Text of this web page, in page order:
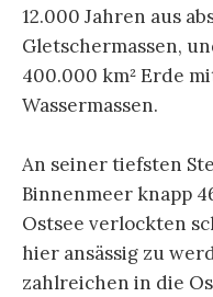
12.000 Jahren aus
Gletschermassen,
400.000 km² Erde
Wassermassen.
An seiner tiefsten
Binnenmeer knapp
Ostsee verlockten
hier ansässig zu
zahlreichen in die